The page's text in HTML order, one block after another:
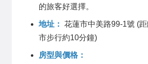
的旅客好選擇。
地址： 花蓮市中美路99-1號 (
市步行約10分鐘)
房型與價格：